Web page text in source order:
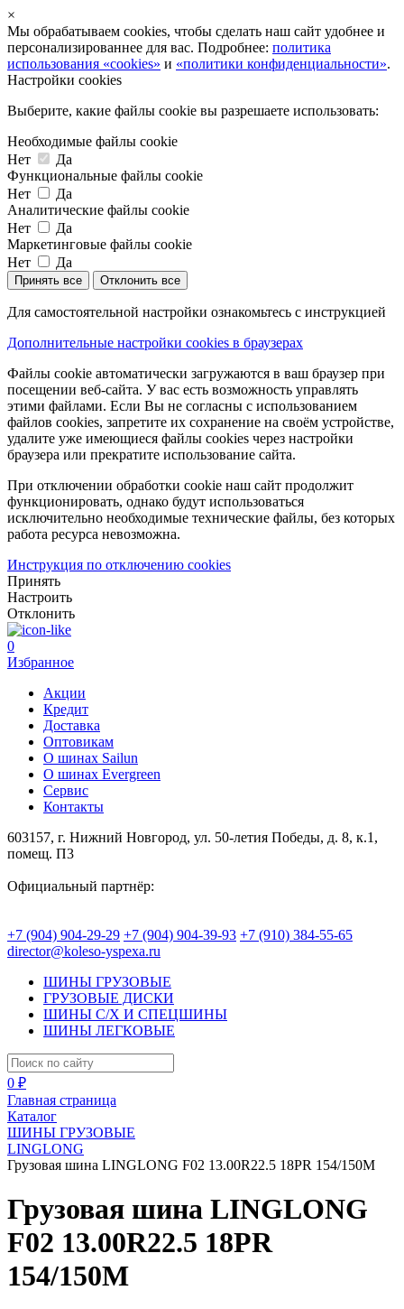
×
Мы обрабатываем cookies, чтобы сделать наш сайт удобнее и
персонализированнее для вас. Подробнее: политика
использования «cookies» и «политики конфиденциальности».
Настройки cookies
Выберите, какие файлы cookie вы разрешаете использовать:
Необходимые файлы cookie
Нет
Да
Функциональные файлы cookie
Нет
Да
Аналитические файлы cookie
Нет
Да
Маркетинговые файлы cookie
Нет
Да
Принять все Отклонить все
Для самостоятельной настройки ознакомьтесь с инструкцией
Дополнительные настройки cookies в браузерах
Файлы cookie автоматически загружаются в ваш браузер при
посещении веб-сайта. У вас есть возможность управлять
этими файлами. Если Вы не согласны с использованием
файлов cookies, запретите их сохранение на своём устройстве,
удалите уже имеющиеся файлы cookies через настройки
браузера или прекратите использование сайта.
При отключении обработки cookie наш сайт продолжит
функционировать, однако будут использоваться
исключительно необходимые технические файлы, без которых
работа ресурса невозможна.
Инструкция по отключению cookies
Принять
Настроить
Отклонить
0
Избранное
Акции
Кредит
Доставка
Оптовикам
О шинах Sailun
О шинах Evergreen
Сервис
Контакты
603157, г. Нижний Новгород, ул. 50-летия Победы, д. 8, к.1,
помещ. П3
Официальный партнёр:
+7 (904) 904-29-29 +7 (904) 904-39-93 +7 (910) 384-55-65
director@koleso-yspexa.ru
ШИНЫ ГРУЗОВЫЕ
ГРУЗОВЫЕ ДИСКИ
ШИНЫ С/Х И СПЕЦШИНЫ
ШИНЫ ЛЕГКОВЫЕ
0 ₽
Главная страница
Каталог
ШИНЫ ГРУЗОВЫЕ
LINGLONG
Грузовая шина LINGLONG F02 13.00R22.5 18PR 154/150M
Грузовая шина LINGLONG
F02 13.00R22.5 18PR
154/150M